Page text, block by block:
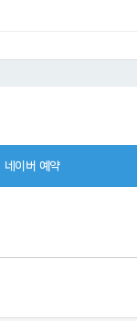
네이버 예약